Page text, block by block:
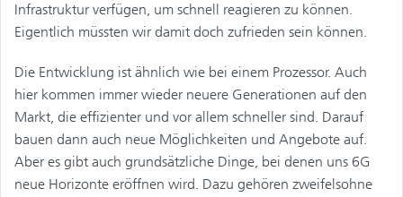
Infrastruktur verfügen, um schnell reagieren zu können.
Eigentlich müssten wir damit doch zufrieden sein können.
Die Entwicklung ist ähnlich wie bei einem Prozessor. Auch
hier kommen immer wieder neuere Generationen auf den
Markt, die effizienter und vor allem schneller sind. Darauf
bauen dann auch neue Möglichkeiten und Angebote auf.
Aber es gibt auch grundsätzliche Dinge, bei denen uns 6G
neue Horizonte eröffnen wird. Dazu gehören zweifelsohne